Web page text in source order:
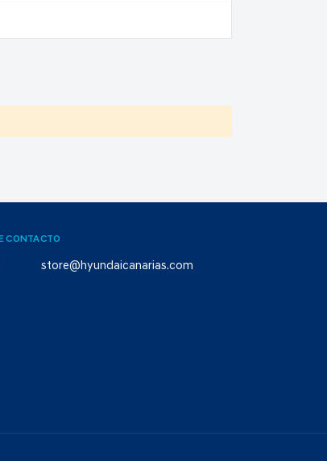
CONTACTO
store@hyundaicanarias.com